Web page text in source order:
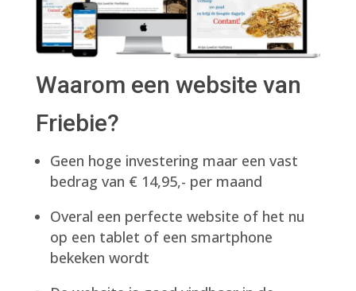
Waarom een website van
Friebie?
Geen hoge investering maar een vast
bedrag van € 14,95,- per maand
Overal een perfecte website of het nu
op een tablet of een smartphone
bekeken wordt